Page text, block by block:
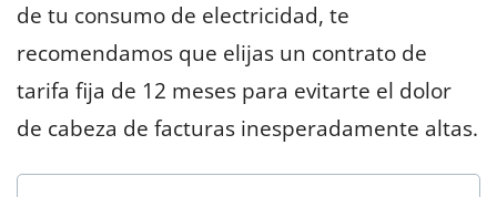
de tu consumo de electricidad, te
recomendamos que elijas un contrato de
tarifa fija de 12 meses para evitarte el dolor
de cabeza de facturas inesperadamente altas.